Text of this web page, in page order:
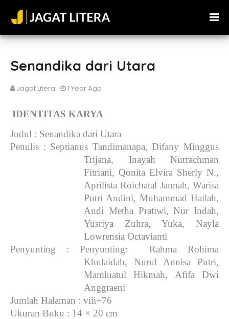
Senandika dari Utara
Jagat Litera 1 Year Ago
IDENTITAS KARYA
Judul : Senandika dari Utara
Penulis : Septianus Tandimanapa, Difany Minggus
Trijana, Inayah Nurrachman
Fitriani, Qonita Elvira Sherly N.,
Aprilista Roichatal Jannah, Warisa
Putri Andini, Muhammad Hailah,
Andi Metha Pratiwi, Nur Indah,
Yusriya Zuhra, Yuka, Nayla
Lowrensia Octavianti
Penyunting
: Penyunting: Rahma Rohima
Khulaidah, Nurul Annisa Putri,
Mamluatul Hikmah, Afifa Dwi
Anggraeni
Jumlah Halaman : viii+76
Ukuran Buku : 14 × 20 cm